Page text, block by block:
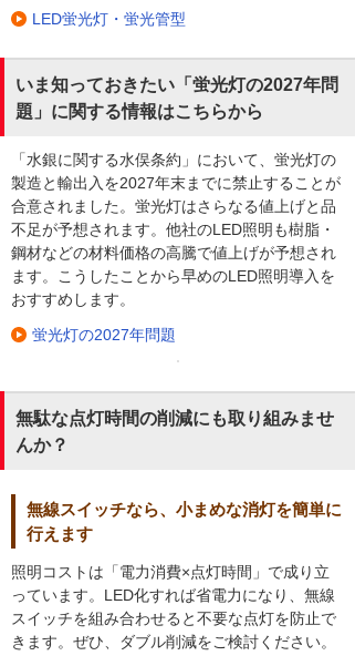
LED蛍光灯・蛍光管型
いま知っておきたい「蛍光灯の2027年問
題」に関する情報はこちらから
「水銀に関する水俣条約」において、蛍光灯の
製造と輸出入を2027年末までに禁止することが
合意されました。蛍光灯はさらなる値上げと品
不足が予想されます。他社のLED照明も樹脂・
鋼材などの材料価格の高騰で値上げが予想され
ます。こうしたことから早めのLED照明導入を
おすすめします。
蛍光灯の2027年問題
無駄な点灯時間の削減にも取り組みませ
んか？
無線スイッチなら、小まめな消灯を簡単に
行えます
照明コストは「電力消費×点灯時間」で成り立
っています。LED化すれば省電力になり、無線
スイッチを組み合わせると不要な点灯を防止で
きます。ぜひ、ダブル削減をご検討ください。